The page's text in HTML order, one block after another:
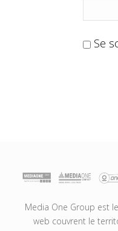
Se
Media One Group est
web couvrent le